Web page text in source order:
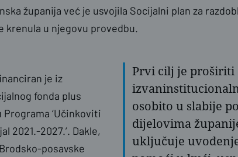
županija već je usvojila Socijalni plan za
krenula u njegovu provedbu.
Prvi cilj je proširiti
osobito u slabije
dijelovima
uključuje
je iz
fonda plus
Programa ‘Učinkoviti
2021.-2027.’. Dakle,
posavske